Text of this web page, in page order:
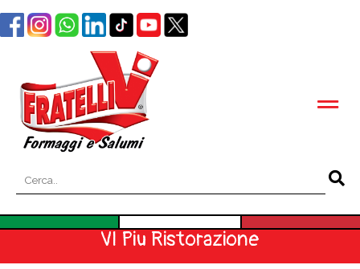
VI Piu Ristorazione